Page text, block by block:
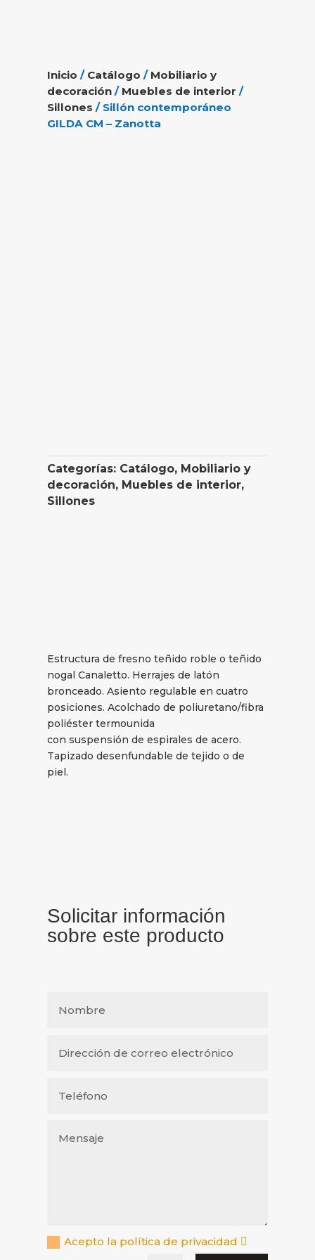
Inicio / Catálogo / Mobiliario y
decoración / Muebles de interior /
Sillones / Sillón contemporáneo
GILDA CM – Zanotta
Categorías: Catálogo, Mobiliario y
decoración, Muebles de interior,
Sillones
Estructura de fresno teñido roble o teñido
nogal Canaletto. Herrajes de latón
bronceado. Asiento regulable en cuatro
posiciones. Acolchado de poliuretano/fibra
poliéster termounida
con suspensión de espirales de acero.
Tapizado desenfundable de tejido o de
piel.
Solicitar información
sobre este producto
Acepto la política de privacidad